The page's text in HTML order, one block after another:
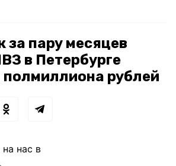
за пару месяцев
в Петербурге
рублей
нас в